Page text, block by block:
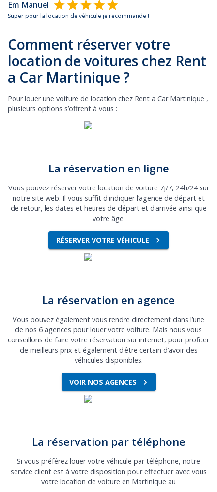
Em Manuel
Super pour la location de véhicule je recommande !
Comment réserver votre
location de voitures chez Rent
a Car Martinique ?
Pour louer une voiture de location chez Rent a Car Martinique ,
plusieurs options s’offrent à vous :
La réservation en ligne
Vous pouvez réserver votre location de voiture 7j/7, 24h/24 sur
notre site web. Il vous suffit d'indiquer l’agence de départ et
de retour, les dates et heures de départ et d’arrivée ainsi que
votre âge.
RÉSERVER VOTRE VÉHICULE
La réservation en agence
Vous pouvez également vous rendre directement dans l’une
de nos 6 agences pour louer votre voiture. Mais nous vous
conseillons de faire votre réservation sur internet, pour profiter
de meilleurs prix et également d’être certain d’avoir des
véhicules disponibles.
VOIR NOS AGENCES
La réservation par téléphone
Si vous préférez louer votre véhicule par téléphone, notre
service client est à votre disposition pour effectuer avec vous
votre location de voiture en Martinique au